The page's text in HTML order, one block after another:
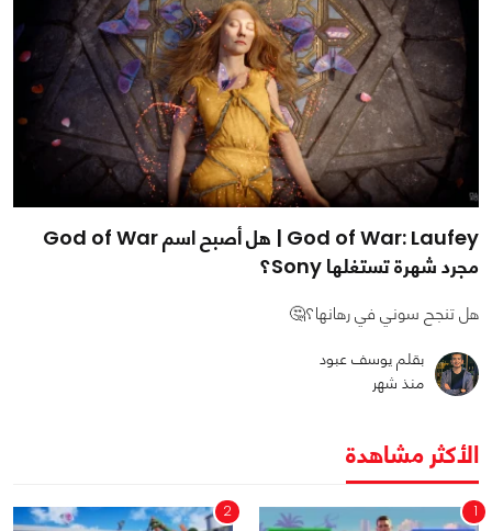
God of War: Laufey | هل أصبح اسم God of War
مجرد شهرة تستغلها Sony؟
هل تنجح سوني في رهانها؟🤔
بقلم يوسف عبود
منذ شهر
الأكثر مشاهدة
1
2